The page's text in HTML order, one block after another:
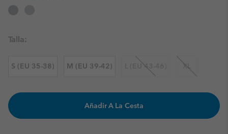
Talla:
S (EU 35-38) M (EU 39-42) L (EU 43-46) XL
Añadir A La Cesta